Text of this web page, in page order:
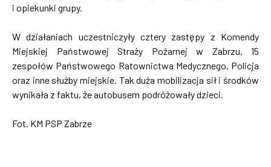
i opiekunki grupy.
W działaniach uczestniczyły cztery zastępy z Komendy
Miejskiej Państwowej Straży Pożarnej w Zabrzu, 15
zespołów Państwowego Ratownictwa Medycznego, Policja
oraz inne służby miejskie. Tak duża mobilizacja sił i środków
wynikała z faktu, że autobusem podróżowały dzieci.
Fot. KM PSP Zabrze